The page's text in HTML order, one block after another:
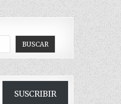
BUSCAR
SUSCRIBIR